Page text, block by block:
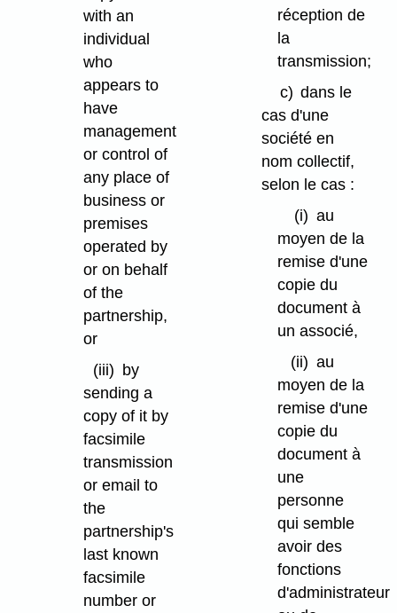
with an
individual
who
appears to
have
management
or control of
any place of
business or
premises
operated by
or on behalf
of the
partnership,
or
(iii) by
sending a
copy of it by
facsimile
transmission
or email to
the
partnership's
last known
facsimile
number or
réception de
la
transmission;
c) dans le
cas d'une
société en
nom collectif,
selon le cas :
(i) au
moyen de la
remise d'une
copie du
document à
un associé,
(ii) au
moyen de la
remise d'une
copie du
document à
une
personne
qui semble
avoir des
fonctions
d'administrateur